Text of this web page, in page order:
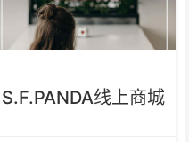
S.F.PANDA线上商城